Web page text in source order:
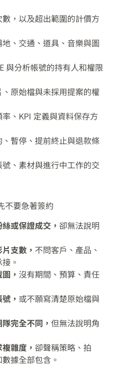
，以及超出範圍的計價方
、交通、道具、音樂與圖
與分析帳號的持有人和權限
原始檔與未採用提案的權
、KPI 定義與資料保存方
暫停、提前終止與退款條
、素材與進行中工作的交
不要急著簽約
或保證成交， 卻無法說明
支數， 不問客戶、產品、
。
， 沒有期間、預算、責任
， 或不願寫清楚原始檔與
完全不同， 但無法說明角
雜度， 卻聲稱策略、拍
據全部包含。